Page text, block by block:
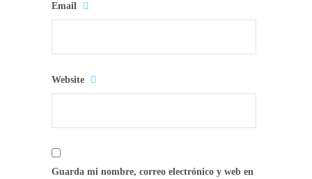
Email
Website
Guarda mi nombre, correo electrónico y web en